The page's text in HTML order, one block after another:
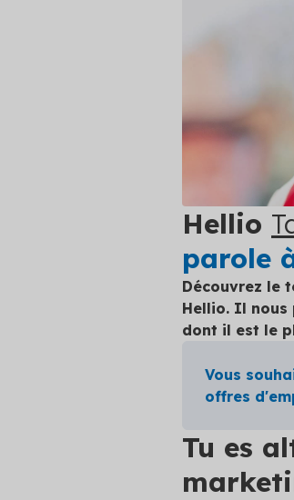
Hellio
parole
Découvrez le
Hellio. Il nous
dont il est le
Vous
offres
Tu es